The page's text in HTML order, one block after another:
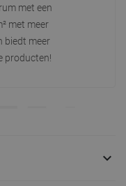
met een
met meer
biedt meer
producten!
